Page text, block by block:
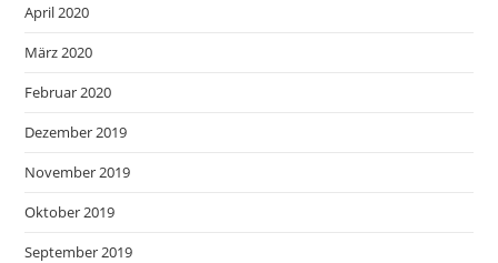
April 2020
März 2020
Februar 2020
Dezember 2019
November 2019
Oktober 2019
September 2019